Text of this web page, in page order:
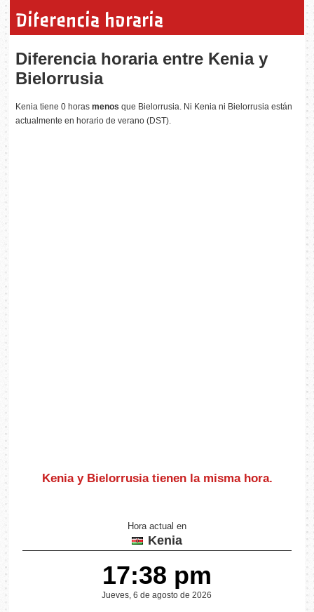
Diferencia horaria
Diferencia horaria entre Kenia y
Bielorrusia
Kenia tiene 0 horasmenos que Bielorrusia. Ni Kenia ni Bielorrusia están
actualmente en horario de verano (DST).
Kenia y Bielorrusia tienen la misma hora.
Hora actual en
Kenia
17:38 pm
Jueves, 6 de agosto de 2026